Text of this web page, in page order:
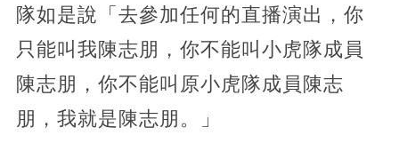
隊如是說「去參加任何的直播演出，你
只能叫我陳志朋，你不能叫小虎隊成員
陳志朋，你不能叫原小虎隊成員陳志
朋，我就是陳志朋。」